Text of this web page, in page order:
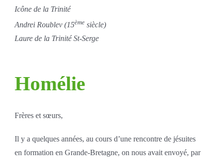
Icône de la Trinité
Andrei Roublev (15èmesiècle)
Laure de la Trinité St-Serge
Homélie
Frères et sœurs,
Il y a quelques années, au cours d’une rencontre de jésuites
en formation en Grande-Bretagne, on nous avait envoyé, par